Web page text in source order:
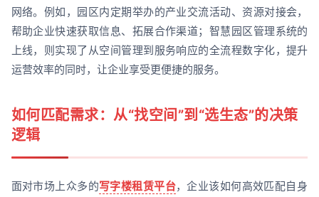
网络。例如，园区内定期举办的产业交流活动、资源对接会，
帮助企业快速获取信息、拓展合作渠道；智慧园区管理系统的
上线，则实现了从空间管理到服务响应的全流程数字化，提升
运营效率的同时，让企业享受更便捷的服务。
如何匹配需求：从“找空间”到“选生态”的决策
逻辑
面对市场上众多的写字楼租赁平台，企业该如何高效匹配自身